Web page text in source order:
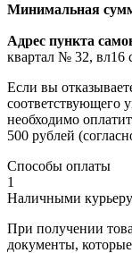
Минимальная
Адрес пункта
квартал № 32, вл16
Если вы
соответствующего
необходимо
500 рублей
Способы оплаты
1
Наличными курьеру
При получении
документы,